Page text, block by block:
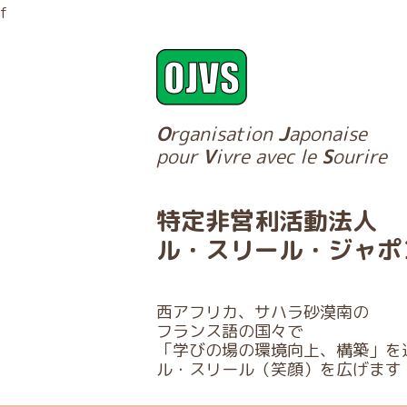
f
Organisation Japonaise
pour Vivre avec le Sourire
特定非営利活動法人
ル・スリール・ジャポ
西アフリカ、サハラ砂漠南の
フランス語の国々で
「学びの場の環境向上、構築」を
ル・スリール（笑顔）を広げます